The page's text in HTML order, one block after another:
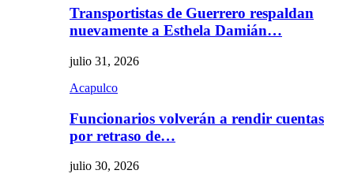
Transportistas de Guerrero respaldan
nuevamente a Esthela Damián…
julio 31, 2026
Acapulco
Funcionarios volverán a rendir cuentas
por retraso de…
julio 30, 2026